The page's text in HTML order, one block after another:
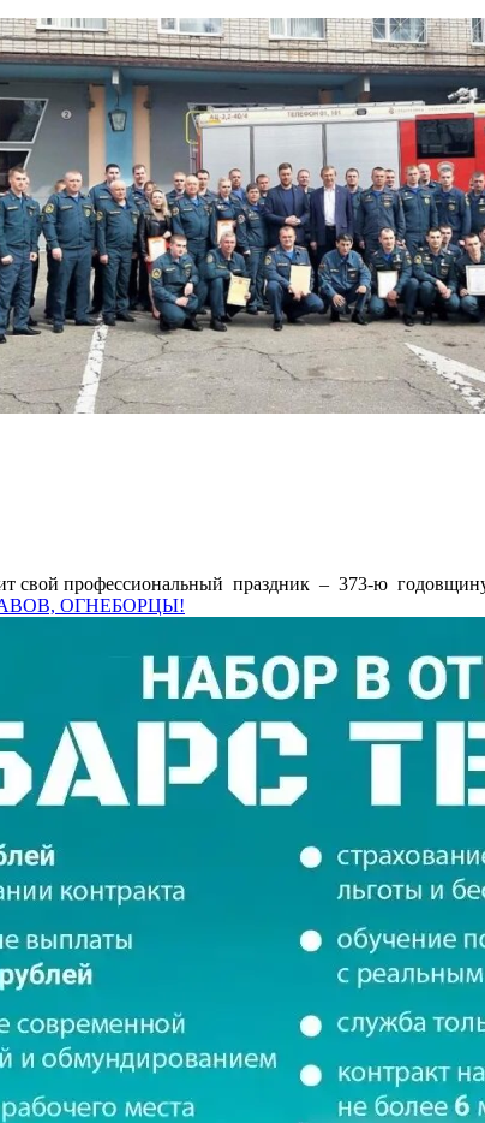
свой профессиональный праздник – 373-ю
ОГНЕБОРЦЫ!